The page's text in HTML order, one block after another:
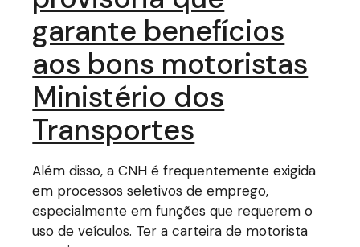
garante benefícios
aos bons motoristas
Ministério dos
Transportes
Além disso, a CNH é frequentemente exigida
em processos seletivos de emprego,
especialmente em funções que requerem o
uso de veículos. Ter a carteira de motorista